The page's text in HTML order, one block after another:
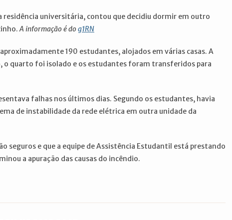
residência universitária, contou que decidiu dormir em outro
A informação é dog1RN
190 estudantes, alojados em várias casas. A
o quarto foi isolado e os estudantes foram transferidos para
falhas nos últimos dias. Segundo os estudantes, havia
de instabilidade da rede elétrica em outra unidade da
seguros e que a equipe de Assistência Estudantil está prestando
a apuração das causas do incêndio.